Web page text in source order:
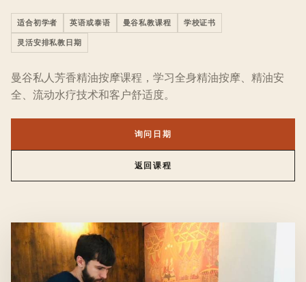
适合初学者 英语或泰语 曼谷私教课程 学校证书
灵活安排私教日期
曼谷私人芳香精油按摩课程，学习全身精油按摩、精油安
全、流动水疗技术和客户舒适度。
询问日期
返回课程